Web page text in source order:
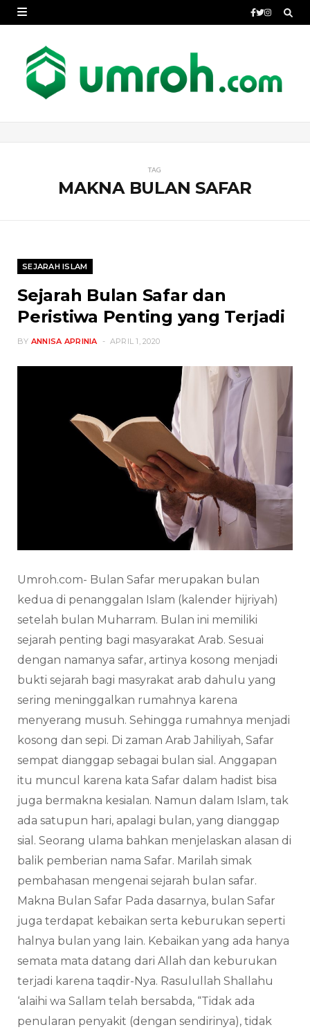
TAG
MAKNA BULAN SAFAR
SEJARAH ISLAM
Sejarah Bulan Safar dan
Peristiwa Penting yang Terjadi
BY ANNISA APRINIA APRIL 1, 2020
Umroh.com- Bulan Safar merupakan bulan
kedua di penanggalan Islam (kalender hijriyah)
setelah bulan Muharram. Bulan ini memiliki
sejarah penting bagi masyarakat Arab. Sesuai
dengan namanya safar, artinya kosong menjadi
bukti sejarah bagi masyrakat arab dahulu yang
sering meninggalkan rumahnya karena
menyerang musuh. Sehingga rumahnya menjadi
kosong dan sepi. Di zaman Arab Jahiliyah, Safar
sempat dianggap sebagai bulan sial. Anggapan
itu muncul karena kata Safar dalam hadist bisa
juga bermakna kesialan. Namun dalam Islam, tak
ada satupun hari, apalagi bulan, yang dianggap
sial. Seorang ulama bahkan menjelaskan alasan di
balik pemberian nama Safar. Marilah simak
pembahasan mengenai sejarah bulan safar.
Makna Bulan Safar Pada dasarnya, bulan Safar
juga terdapat kebaikan serta keburukan seperti
halnya bulan yang lain. Kebaikan yang ada hanya
semata mata datang dari Allah dan keburukan
terjadi karena taqdir-Nya. Rasulullah Shallahu
‘alaihi wa Sallam telah bersabda, “Tidak ada
penularan penyakit (dengan sendirinya), tidak